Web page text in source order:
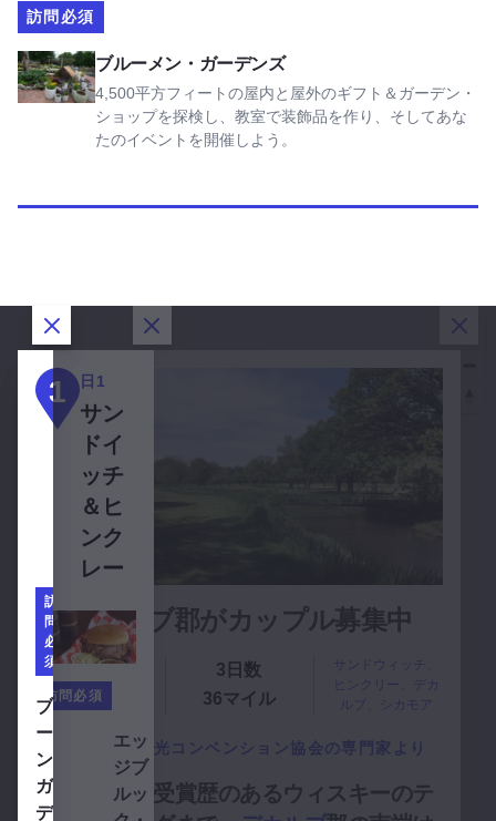
訪問必須
ブルーメン・ガーデンズ
4,500平方フィートの屋内と屋外のギフト＆ガーデン・
ショップを探検し、教室で装飾品を作り、そしてあな
たのイベントを開催しよう。
ブルーメン・ガーデンズを見る
デカルブ郡がカップル募集中
地元の専門家か
ら
3日数
36マイル
ヒンクリー、デカ
ルブ、シカモア
デカルブ郡観光コンベンション協会の専門家より
ゴルフから受賞歴のあるウィスキーのテ
ダイアログを閉じる
1 日1
サン
ドイ
ッチ
＆ヒ
ンク
レー
訪問必須
エッ
ジブ
ルッ
エッジブルック・ゴルフクラブを表示
ダイアログを閉じる
2 日2
サン
ドウ
ィッ
チ、
デカ
ル
シカ
モア
訪
問
必
須
ダイアログを閉じる
3
日
3
シ
カ
モ
ア
訪
問
必
須
ブル
ーメ
ン・
ガー
デン
ブルーメン・ガーデンズを見る